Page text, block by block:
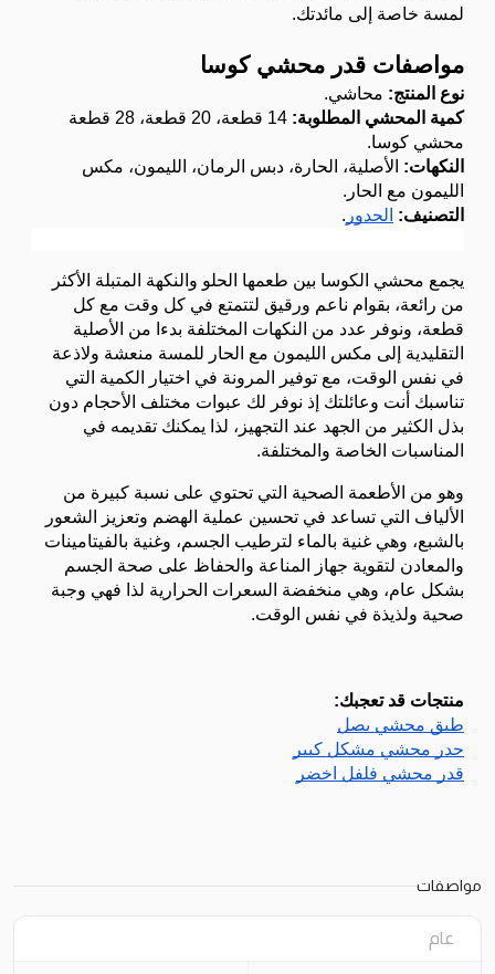
لمسة خاصة إلى مائدتك.
مواصفات قدر محشي كوسا
نوع المنتج: محاشي.
كمية المحشي المطلوبة:
محشي كوسا.
النكهات:
الليمون مع الحار.
التصنيف: الجدور .
المناسبات الخاصة والمختلفة.
صحية ولذيذة في نفس الوقت.
منتجات قد تعجبك:
طبق محشي بصل
جدر محشي مشكل كبير
قدر محشي فلفل اخضر
مواصفات
عام